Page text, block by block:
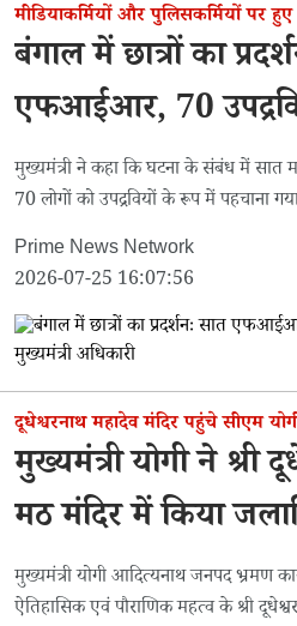
मीडियाकर्मियों और पुलिसकर्मियों पर
बंगाल में छात्रों का
एफआईआर, 70
मुख्यमंत्री अधिकारी
मुख्यमंत्री ने कहा कि घटना के संबंध में
70 लोगों को उपद्रवियों के रूप में पहचाना
Prime News Network
2026-07-25 16:07:56
दूधेश्वरनाथ महादेव मंदिर पहुंचे सीएम
मुख्यमंत्री योगी ने श्री
मठ मंदिर में किया
साधु-संतों से किया
मुख्यमंत्री योगी आदित्यनाथ जनपद भ्रमण
ऐतिहासिक एवं पौराणिक महत्व के श्री